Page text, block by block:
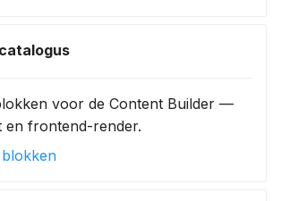
voor de Content Builder —
en frontend-render.